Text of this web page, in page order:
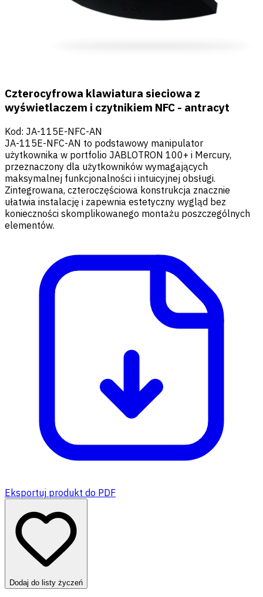
Czterocyfrowa klawiatura sieciowa z
wyświetlaczem i czytnikiem NFC - antracyt
Kod: JA-115E-NFC-AN
JA-115E-NFC-AN to podstawowy manipulator
użytkownika w portfolio JABLOTRON 100+ i Mercury,
przeznaczony dla użytkowników wymagających
maksymalnej funkcjonalności i intuicyjnej obsługi.
Zintegrowana, czteroczęściowa konstrukcja znacznie
ułatwia instalację i zapewnia estetyczny wygląd bez
konieczności skomplikowanego montażu poszczególnych
elementów.
Eksportuj produkt do PDF
Dodaj do listy życzeń